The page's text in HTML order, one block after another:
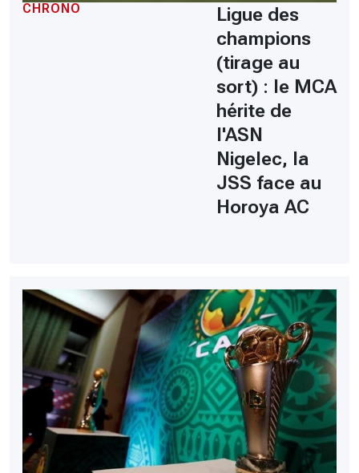
CHRONO
Ligue des
champions
(tirage au
sort) : le MCA
hérite de
l'ASN
Nigelec, la
JSS face au
Horoya AC